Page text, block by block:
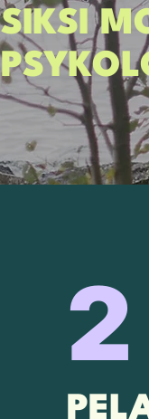
SIKSI
2